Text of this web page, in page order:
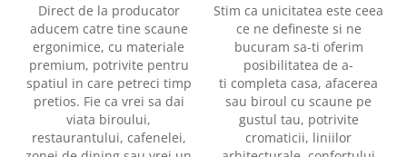
Direct de la producator
aducem catre tine scaune
ergonimice, cu materiale
premium, potrivite pentru
spatiul in care petreci timp
pretios. Fie ca vrei sa dai
viata biroului,
restaurantului, cafenelei,
Stim ca unicitatea este ceea
ce ne defineste si ne
bucuram sa-ti oferim
posibilitatea de a-
ti completa casa, afacerea
sau biroul cu scaune pe
gustul tau, potrivite
cromaticii, liniilor